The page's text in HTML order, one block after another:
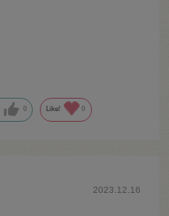
0 Like! 0
2023.12.16